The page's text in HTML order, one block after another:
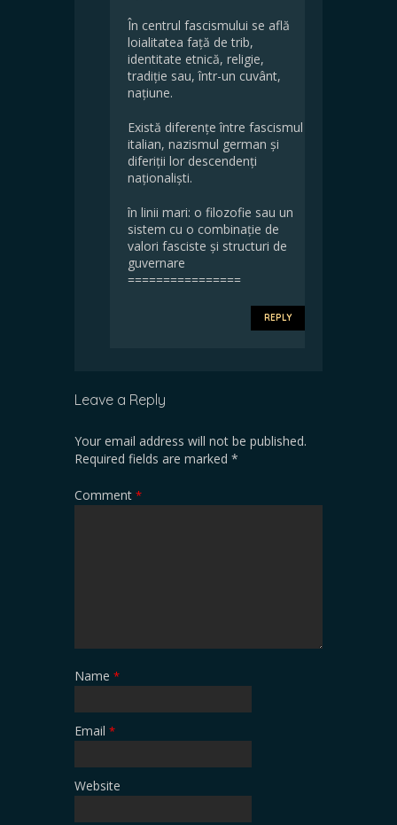
În centrul fascismului se află
loialitatea față de trib,
identitate etnică, religie,
tradiție sau, într-un cuvânt,
națiune.
Există diferențe între fascismul
italian, nazismul german și
diferiții lor descendenți
naționaliști.
în linii mari: o filozofie sau un
sistem cu o combinație de
valori fasciste și structuri de
guvernare
================
REPLY
Leave a Reply
Your email address will not be published.
Required fields are marked *
Comment *
Name *
Email *
Website